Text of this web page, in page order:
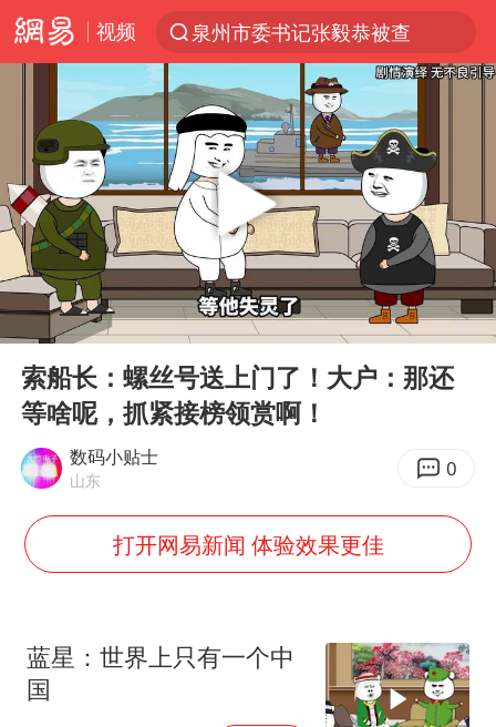
视频
泉州市委书记张毅恭被查
“电影+”如何激发千亿级消费新活力？
陈垣宇0-3张禹珍 国乒男单全军覆没
四川宜宾市高县4.9级地震致1人死亡
中国女篮70-67险胜尼日利亚女篮
名创优品回应女子吐槽内裤质量差
出口禁令驱动有色板块大涨
百花奖开幕式
美股存储板块集体大跌
胡彦斌获《歌手2026》歌王
Play
00:00 01:20
索船长：螺丝号送上门了！大户：那还
等啥呢，抓紧接榜领赏啊！
数码小贴士
山东 0
打开网易新闻 体验效果更佳
蓝星：世界上只有一个中
国